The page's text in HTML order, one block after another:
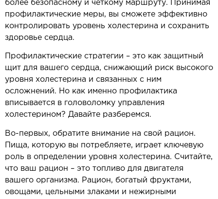
более безопасному и четкому маршруту. Принимая
профилактические меры, вы сможете эффективно
контролировать уровень холестерина и сохранить
здоровье сердца.
Профилактические стратегии – это как защитный
щит для вашего сердца, снижающий риск высокого
уровня холестерина и связанных с ним
осложнений. Но как именно профилактика
вписывается в головоломку управления
холестерином? Давайте разберемся.
Во-первых, обратите внимание на свой рацион.
Пища, которую вы потребляете, играет ключевую
роль в определении уровня холестерина. Считайте,
что ваш рацион – это топливо для двигателя
вашего организма. Рацион, богатый фруктами,
овощами, цельными злаками и нежирными